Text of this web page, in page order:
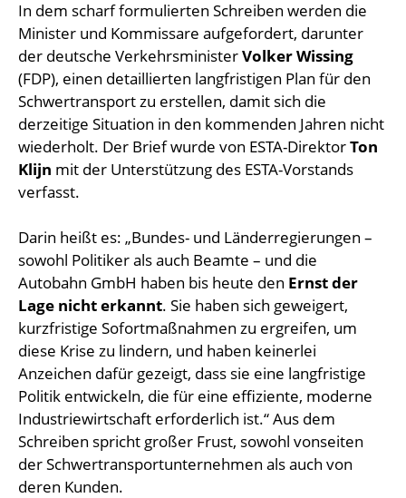
In dem scharf formulierten Schreiben werden die
Minister und Kommissare aufgefordert, darunter
der deutsche VerkehrsministerVolker Wissing
(FDP), einen detaillierten langfristigen Plan für den
Schwertransport zu erstellen, damit sich die
derzeitige Situation in den kommenden Jahren nicht
wiederholt. Der Brief wurde von ESTA-DirektorTon
Klijn mit der Unterstützung des ESTA-Vorstands
verfasst.
Darin heißt es: „Bundes- und Länderregierungen –
sowohl Politiker als auch Beamte – und die
Autobahn GmbH haben bis heute den Ernst der
Lage nicht erkannt. Sie haben sich geweigert,
kurzfristige Sofortmaßnahmen zu ergreifen, um
diese Krise zu lindern, und haben keinerlei
Anzeichen dafür gezeigt, dass sie eine langfristige
Politik entwickeln, die für eine effiziente, moderne
Industriewirtschaft erforderlich ist.“ Aus dem
Schreiben spricht großer Frust, sowohl vonseiten
der Schwertransportunternehmen als auch von
deren Kunden.